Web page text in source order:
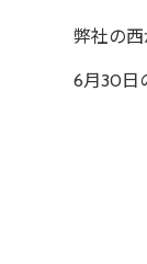
弊社の
6月30日